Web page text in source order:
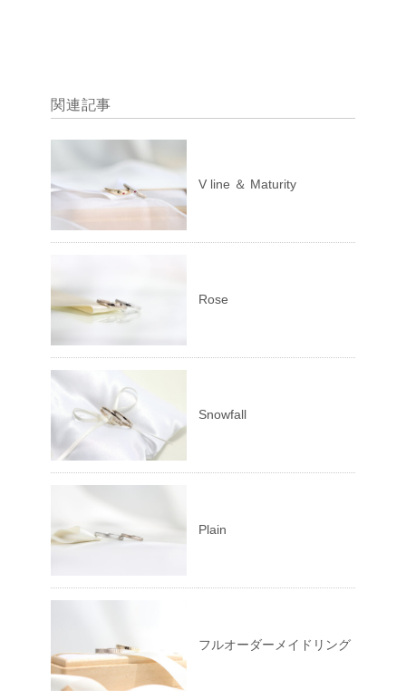
関連記事
V line ＆ Maturity
Rose
Snowfall
Plain
フルオーダーメイドリング